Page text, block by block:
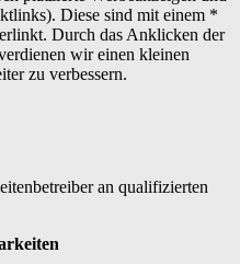
Diese sind mit einem *
Durch das Anklicken der
wir einen kleinen
zu verbessern.
an qualifizierten